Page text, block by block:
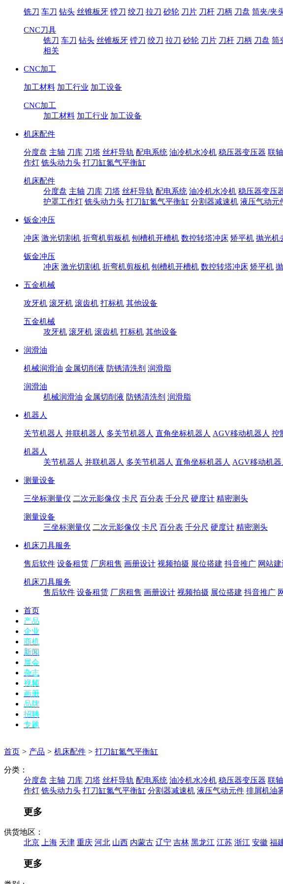
铣刀 车刀 钻头 丝锥板牙 镗刀 绞刀 拉刀 砂轮 刀片 刀杆 刀柄 刀盘 筒夹/夹
CNC刀具
铣刀 车刀 钻头 丝锥板牙 镗刀 绞刀 拉刀 砂轮 刀片 刀杆 刀柄 刀盘 筒
相关
CNC加工
加工材料 加工行业 加工设备
CNC加工
加工材料 加工行业 加工设备
机床配件
分度盘 主轴 刀库 刀塔 丝杆导轨 配电系统 油冷机水冷机 稳压器变压器 联
作灯 铣头动力头 打刀缸氮气平衡缸
机床配件
分度盘 主轴 刀库 刀塔 丝杆导轨 配电系统 油冷机水冷机 稳压器变压
护罩工作灯 铣头动力头 打刀缸氮气平衡缸 分割器减速机 液压气动元
钣金冲压
冲床 激光切割机 折弯机剪板机 刨槽机开槽机 数控转塔冲床 矫平机 抛光机
钣金冲压
冲床 激光切割机 折弯机剪板机 刨槽机开槽机 数控转塔冲床 矫平机
五金机械
攻牙机 滚牙机 滚齿机 打标机 其他设备
五金机械
攻牙机 滚牙机 滚齿机 打标机 其他设备
润滑油
机械润滑油 金属切削液 防锈清洗剂 润滑脂
润滑油
机械润滑油 金属切削液 防锈清洗剂 润滑脂
机器人
关节机器人 并联机器人 多关节机器人 直角坐标机器人 AGV移动机器人 控
机器人
关节机器人 并联机器人 多关节机器人 直角坐标机器人 AGV移动机器
测量设备
三坐标测量仪 二次元影像仪 卡尺 百分表 千分尺 硬度计 精密测头
测量设备
三坐标测量仪 二次元影像仪 卡尺 百分表 千分尺 硬度计 精密测头
机床刀具服务
售后软件 设备租赁 厂房租售 画册设计 视频拍摄 展位搭建 抖音推广 网站
机床刀具服务
售后软件 设备租赁 厂房租售 画册设计 视频拍摄 展位搭建 抖音推广
首页
产品
企业
商机
新闻
展会
杂志
视频
画册
品牌
招聘
专题
首页 > 产品 > 机床配件 > 打刀缸氮气平衡缸
分类：
分度盘 主轴 刀库 刀塔 丝杆导轨 配电系统 油冷机水冷机 稳压器变压器 联
作灯 铣头动力头 打刀缸氮气平衡缸 分割器减速机 液压气动元件 排屑机油
更多
供货地区：
北京 上海 天津 重庆 河北 山西 内蒙古 辽宁 吉林 黑龙江 江苏 浙江 安徽 福
更多